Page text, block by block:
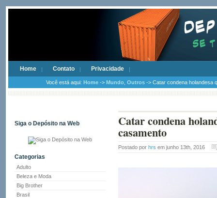
Home Contato Privacidade
Você está aqui: Home -> Mundo Outros -> Catar condena holandesa
Siga o Depósito na Web
Categorias
Adulto
Beleza e Moda
Big Brother
Brasil
Catar condena
casamento
Postado por hrs em junho 13th, 2016